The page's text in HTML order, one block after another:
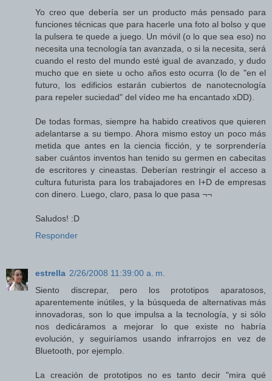
Yo creo que debería ser un producto más pensado para
funciones técnicas que para hacerle una foto al bolso y que
la pulsera te quede a juego. Un móvil (o lo que sea eso) no
necesita una tecnología tan avanzada, o si la necesita, será
cuando el resto del mundo esté igual de avanzado, y dudo
mucho que en siete u ocho años esto ocurra (lo de "en el
futuro, los edificios estarán cubiertos de nanotecnología
para repeler suciedad" del vídeo me ha encantado xDD).
De todas formas, siempre ha habido creativos que quieren
adelantarse a su tiempo. Ahora mismo estoy un poco más
metida que antes en la ciencia ficción, y te sorprendería
saber cuántos inventos han tenido su germen en cabecitas
de escritores y cineastas. Deberían restringir el acceso a
cultura futurista para los trabajadores en I+D de empresas
con dinero. Luego, claro, pasa lo que pasa ¬¬
Saludos! :D
Responder
estrella 2/26/2008 11:39:00 a. m.
Siento discrepar, pero los prototipos aparatosos,
aparentemente inútiles, y la búsqueda de alternativas más
innovadoras, son lo que impulsa a la tecnología, y si sólo
nos dedicáramos a mejorar lo que existe no habría
evolución, y seguiríamos usando infrarrojos en vez de
Bluetooth, por ejemplo.
La creación de prototipos no es tanto decir "mira qué